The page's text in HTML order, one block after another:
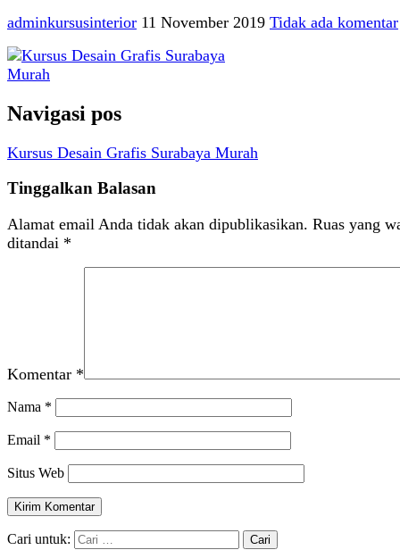
adminkursusinterior 11 November 2019 Tidak ada komentar
Navigasi pos
Kursus Desain Grafis Surabaya Murah
Tinggalkan Balasan
Alamat email Anda tidak akan dipublikasikan. Ruas yang
ditandai *
Komentar *
Nama *
Email *
Situs Web
Cari untuk: